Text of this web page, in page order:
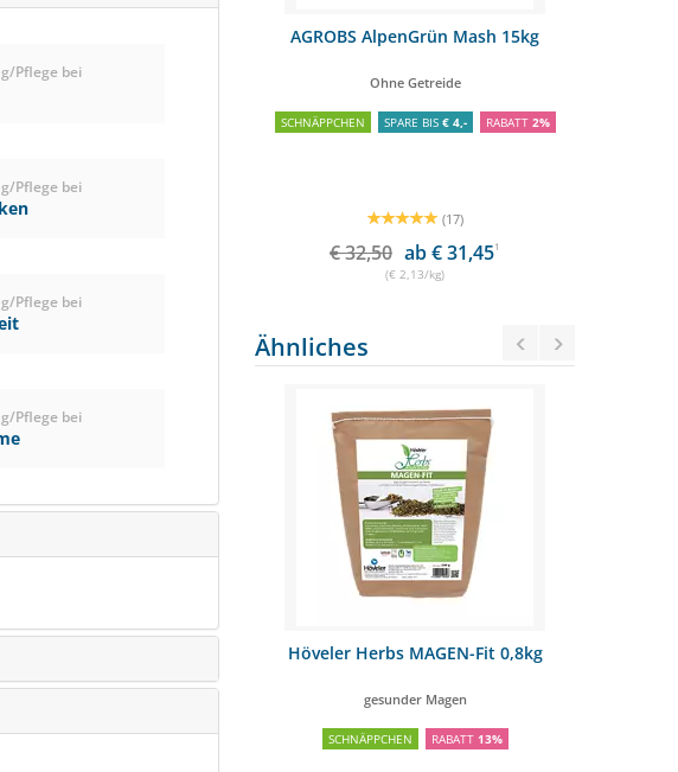
Pflege bei
Pflege bei
Pflege bei
Pflege bei
Schmackhaftes Mineralfutter
AGROBS AlpenGrün Mash 15kg
Ohne Getreide
SCHNÄPPCHEN SPARE BIS € 4,- RABATT 2%
(17)
€ 32,50 ab € 31,451
(€ 2,13/kg)
Ähnliches
Höveler Herbs MAGEN-Fit 0,8kg
gesunder Magen
SCHNÄPPCHEN RABATT 13%